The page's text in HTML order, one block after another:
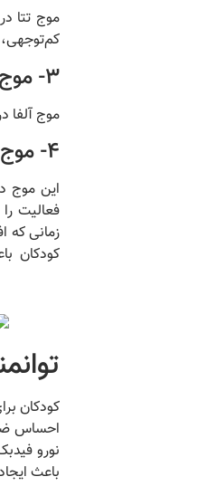
موج تتا
3- موج آلفا:
موج آلفا
4- موج بتا:
این موج
فعالیت
زمانی که
کودکان
کودکان
احساس
نورو
باعث